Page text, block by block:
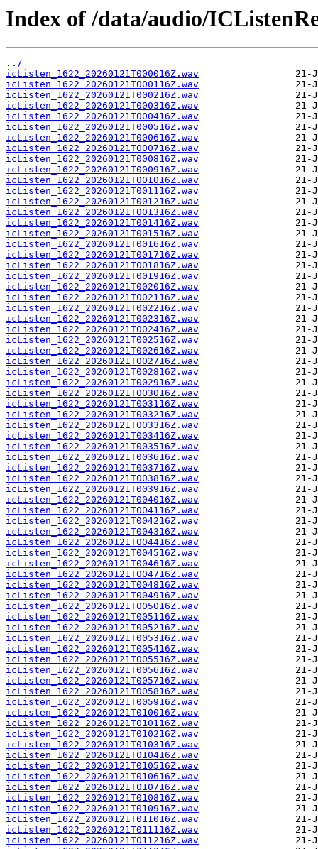
Index of /data/audio/
../
icListen_1622_20260121T000016Z.wav
icListen_1622_20260121T000116Z.wav
icListen_1622_20260121T000216Z.wav
icListen_1622_20260121T000316Z.wav
icListen_1622_20260121T000416Z.wav
icListen_1622_20260121T000516Z.wav
icListen_1622_20260121T000616Z.wav
icListen_1622_20260121T000716Z.wav
icListen_1622_20260121T000816Z.wav
icListen_1622_20260121T000916Z.wav
icListen_1622_20260121T001016Z.wav
icListen_1622_20260121T001116Z.wav
icListen_1622_20260121T001216Z.wav
icListen_1622_20260121T001316Z.wav
icListen_1622_20260121T001416Z.wav
icListen_1622_20260121T001516Z.wav
icListen_1622_20260121T001616Z.wav
icListen_1622_20260121T001716Z.wav
icListen_1622_20260121T001816Z.wav
icListen_1622_20260121T001916Z.wav
icListen_1622_20260121T002016Z.wav
icListen_1622_20260121T002116Z.wav
icListen_1622_20260121T002216Z.wav
icListen_1622_20260121T002316Z.wav
icListen_1622_20260121T002416Z.wav
icListen_1622_20260121T002516Z.wav
icListen_1622_20260121T002616Z.wav
icListen_1622_20260121T002716Z.wav
icListen_1622_20260121T002816Z.wav
icListen_1622_20260121T002916Z.wav
icListen_1622_20260121T003016Z.wav
icListen_1622_20260121T003116Z.wav
icListen_1622_20260121T003216Z.wav
icListen_1622_20260121T003316Z.wav
icListen_1622_20260121T003416Z.wav
icListen_1622_20260121T003516Z.wav
icListen_1622_20260121T003616Z.wav
icListen_1622_20260121T003716Z.wav
icListen_1622_20260121T003816Z.wav
icListen_1622_20260121T003916Z.wav
icListen_1622_20260121T004016Z.wav
icListen_1622_20260121T004116Z.wav
icListen_1622_20260121T004216Z.wav
icListen_1622_20260121T004316Z.wav
icListen_1622_20260121T004416Z.wav
icListen_1622_20260121T004516Z.wav
icListen_1622_20260121T004616Z.wav
icListen_1622_20260121T004716Z.wav
icListen_1622_20260121T004816Z.wav
icListen_1622_20260121T004916Z.wav
icListen_1622_20260121T005016Z.wav
icListen_1622_20260121T005116Z.wav
icListen_1622_20260121T005216Z.wav
icListen_1622_20260121T005316Z.wav
icListen_1622_20260121T005416Z.wav
icListen_1622_20260121T005516Z.wav
icListen_1622_20260121T005616Z.wav
icListen_1622_20260121T005716Z.wav
icListen_1622_20260121T005816Z.wav
icListen_1622_20260121T005916Z.wav
icListen_1622_20260121T010016Z.wav
icListen_1622_20260121T010116Z.wav
icListen_1622_20260121T010216Z.wav
icListen_1622_20260121T010316Z.wav
icListen_1622_20260121T010416Z.wav
icListen_1622_20260121T010516Z.wav
icListen_1622_20260121T010616Z.wav
icListen_1622_20260121T010716Z.wav
icListen_1622_20260121T010816Z.wav
icListen_1622_20260121T010916Z.wav
icListen_1622_20260121T011016Z.wav
icListen_1622_20260121T011116Z.wav
icListen_1622_20260121T011216Z.wav